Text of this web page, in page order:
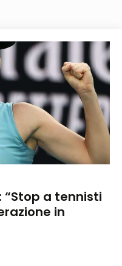
“Stop a tennisti
in